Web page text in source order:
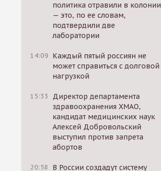
политика отравили в колонии
— это, по ее словам,
подтвердили две
лаборатории
14:09 Каждый пятый россиян не
может справиться с долговой
нагрузкой
15:33
Директор департамента
здравоохранения ХМАО,
кандидат медицинских наук
Алексей Добровольский
выступил против запрета
абортов
20:58
В России создадут систему